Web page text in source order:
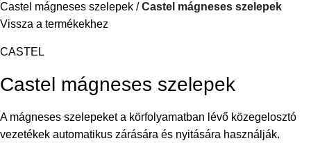
Castel mágneses szelepek
Castel mágneses szelepek
Vissza a termékekhez
CASTEL
Castel mágneses szelepek
A mágneses szelepeket a körfolyamatban lévő közegelosztó
vezetékek automatikus zárására és nyitására használják.